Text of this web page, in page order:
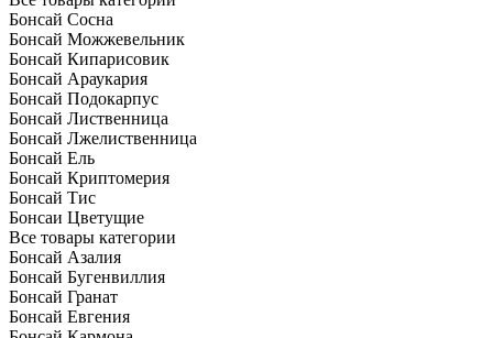
Бонсай Сосна
Бонсай Можжевельник
Бонсай Кипарисовик
Бонсай Араукария
Бонсай Подокарпус
Бонсай Лиственница
Бонсай Лжелиственница
Бонсай Ель
Бонсай Криптомерия
Бонсай Тис
Бонсаи Цветущие
Все товары категории
Бонсай Азалия
Бонсай Бугенвиллия
Бонсай Гранат
Бонсай Евгения